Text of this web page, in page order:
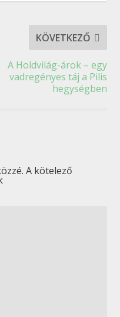
KÖVETKEZŐ
A Holdvilág-árok – egy
vadregényes táj a Pilis
hegységben
A kötelező